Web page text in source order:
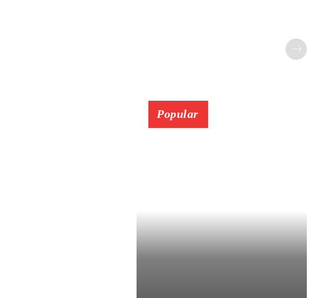
Popular